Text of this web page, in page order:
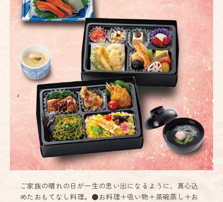
ご家族の晴れの日が一生の思い出になるように、真心込
めたおもてなし料理。●お料理＋吸い物＋茶碗蒸し＋お